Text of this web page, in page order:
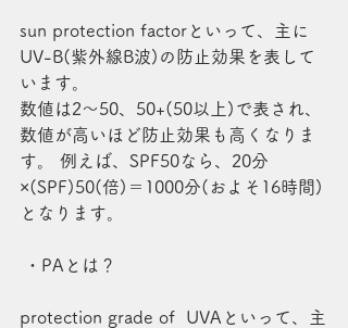
sun protection factorといって、主に
UV-B(紫外線B波)の防止効果を表して
います。
数値は2～50、50+(50以上)で表され、
数値が高いほど防止効果も高くなりま
す。 例えば、SPF50なら、20分
×(SPF)50(倍)＝1000分(およそ16時間)
となります。
・PAとは？
protection grade of  UVAといって、主